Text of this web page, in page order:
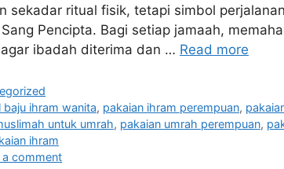
sekadar ritual fisik, tetapi simbol
Pencipta. Bagi setiap jamaah,
ibadah diterima dan … Read more
baju ihram wanita, pakaian ihram perempuan,
untuk umrah, pakaian umrah perempuan,
ihram
a comment